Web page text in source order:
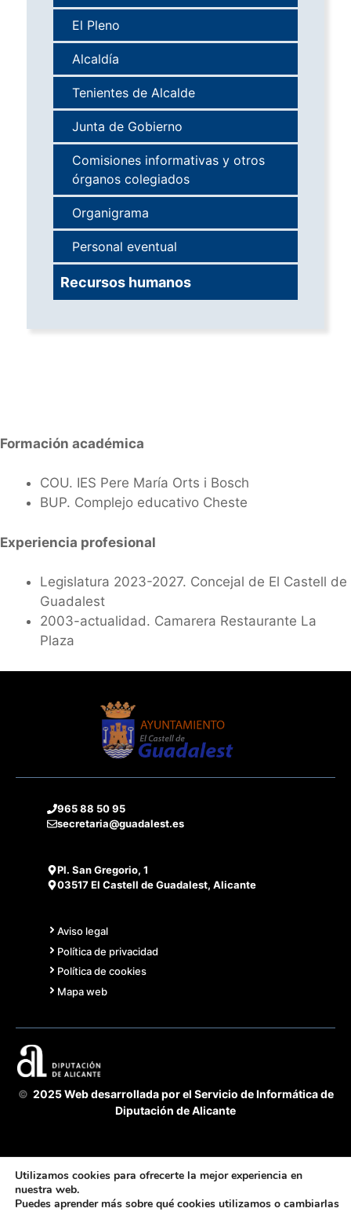
Formación académica
COU. IES Pere María Orts i Bosch
BUP. Complejo educativo Cheste
Experiencia profesional
Legislatura 2023-2027. Concejal de El Castell de
Guadalest
2003-actualidad. Camarera Restaurante La
Plaza
El Pleno
Alcaldía
Tenientes de Alcalde
Junta de Gobierno
Comisiones informativas y otros
órganos colegiados
Organigrama
Personal eventual
Recursos humanos
965 88 50 95
secretaria@guadalest.es
Pl. San Gregorio, 1
03517 El Castell de Guadalest, Alicante
Aviso legal
Política de privacidad
Política de cookies
Mapa web
© 2025 Web desarrollada por el Servicio de Informática de
Diputación de Alicante
Acuerdo Cooperación 2025 GVA-Diputación Alicante -
Utilizamos cookies para ofrecerte la mejor experiencia en
nuestra web.
Puedes aprender más sobre qué cookies utilizamos o cambiarlas